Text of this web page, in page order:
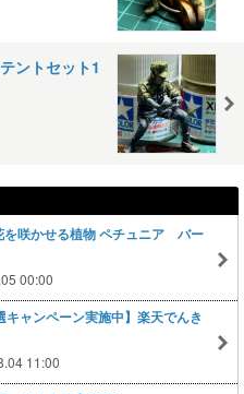
ントセット1
を咲かせる植物 ペチュニア バー
00:00
キャンペーン実施中】楽天でんき
11:00